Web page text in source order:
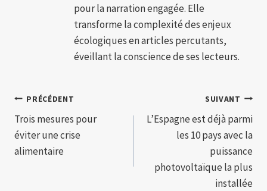
pour la narration engagée. Elle
transforme la complexité des enjeux
écologiques en articles percutants,
éveillant la conscience de ses lecteurs.
Navigation
de
l’article
PRÉCÉDENT
Trois mesures pour
éviter une crise
alimentaire
SUIVANT
L’Espagne est déjà parmi
les 10 pays avec la
puissance
photovoltaïque la plus
installée